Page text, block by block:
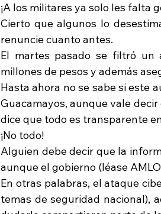
¡A los militares ya solo les falta
Cierto que algunos lo
renuncie cuanto antes.
El martes pasado se filtró un
millones de pesos y además
Hasta ahora no se sabe si este
Guacamayos, aunque vale
dice que todo es transparente
¡No todo!
Alguien debe decir que la
aunque el gobierno (léase
En otras palabras, el ataque
temas de seguridad nacional),